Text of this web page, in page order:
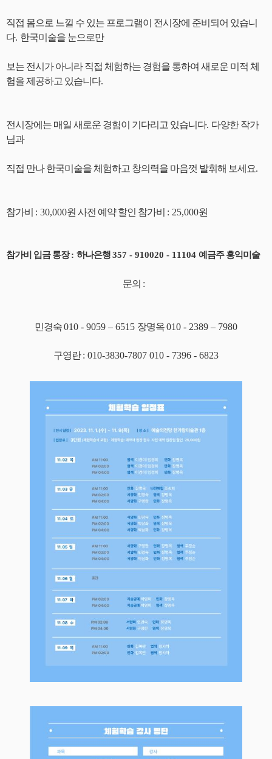
직접 몸으로 느낄 수 있는 프로그램이 전시장에 준비되어 있습니
다. 한국미술을 눈으로만
보는 전시가 아니라 직접 체험하는 경험을 통하여 새로운 미적 체
험을 제공하고 있습니다.
전시장에는 매일 새로운 경험이 기다리고 있습니다. 다양한 작가
님과
직접 만나 한국미술을 체험하고 창의력을 마음껏 발휘해 보세요.
참가비 : 30,000원 사전 예약 할인 참가비 : 25,000원
참가비 입금 통장: 하나은행357 - 910020 - 11104 예금주 홍익미술
문의 :
민경숙010 - 9059 – 6515 장명옥010 - 2389 – 7980
구영란: 010-3830-7807 010 - 7396 - 6823